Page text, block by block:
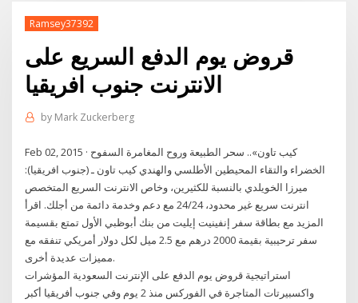
Ramsey37392
قروض يوم الدفع السريع على
الانترنت جنوب افريقيا
by Mark Zuckerberg
Feb 02, 2015 · كيب تاون».. سحر الطبيعة وروح المغامرة السفوح
الخضراء والتقاء المحيطين الأطلسي والهندي كيب تاون ـ (جنوب افريقيا):
ميرزا الخويلدي بالنسبة للكثيرين، وخاص الانترنت السريع المتخصص
انترنت سريع غير محدود، 24/24 مع دعم وخدمة دائمة من أجلك. اقرأ
المزيد مع بطاقة سفر إنفينيت إيليت من بنك أبوظبي الأول تمتع بقسيمة
سفر ترحيبية بقيمة 2000 درهم مع 2.5 ميل لكل دولار أمريكي تنفقه مع
مميزات عديدة أخرى.
استراتيجية قروض يوم الدفع على الإنترنت السعودية المؤشرات
واكسبيرتات المتاجرة في الفوركس منذ 2 يوم وفي جنوب أفريقيا أكبر